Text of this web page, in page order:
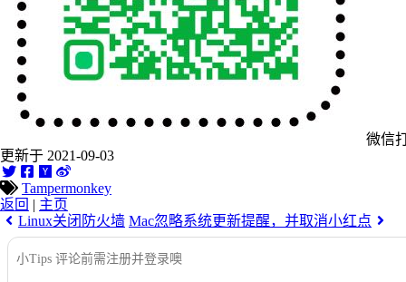
微信
更新于 2021-09-03
Tampermonkey
返回 | 主页
Linux关闭防火墙 Mac忽略系统更新提醒，并取消小红点